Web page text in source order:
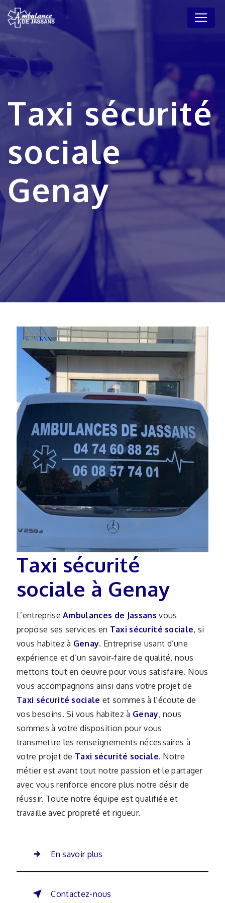
Taxi sécurité
sociale
Genay
Taxi sécurité
sociale à Genay
L’entrepriseAmbulances de Jassans vous
propose ses services en Taxi sécurité sociale, si
vous habitez à Genay. Entreprise usant d’une
expérience et d’un savoir-faire de qualité, nous
mettons tout en oeuvre pour vous satisfaire. Nous
vous accompagnons ainsi dans votre projet de
Taxi sécurité sociale et sommes à l’écoute de
vos besoins. Si vous habitez à Genay, nous
sommes à votre disposition pour vous
transmettre les renseignements nécessaires à
votre projet de Taxi sécurité sociale. Notre
métier est avant tout notre passion et le partager
avec vous renforce encore plus notre désir de
réussir. Toute notre équipe est qualifiée et
travaille avec propreté et rigueur.
En savoir plus
Contactez-nous
Panneau de gestion des cookies